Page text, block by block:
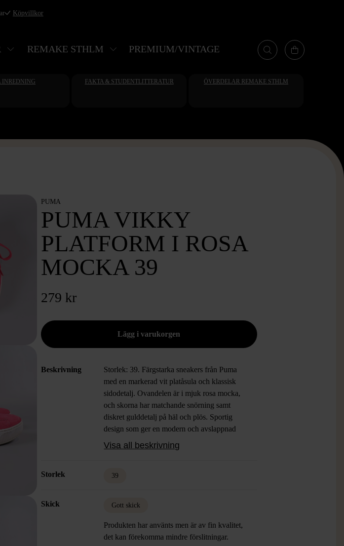
Köpvillkor
REMAKE STHLM PREMIUM/VINTAGE
INREDNING FAKTA & STUDENTLITTERATUR ÖVERDELAR REMAKE STHLM
PUMA
PUMA VIKKY
PLATFORM I ROSA
MOCKA 39
279 kr
Beskrivning
Storlek: 39. Färgstarka sneakers från Puma
med en markerad vit platåsula och klassisk
sidodetalj. Ovandelen är i mjuk rosa mocka,
och skorna har matchande snörning samt
diskret gulddetalj på häl och plös. Sportig
design som ger en modern och avslappnad
look.
Visa all beskrivning
Storlek 39
Skick Gott skick
Produkten har använts men är av fin kvalitet,
det kan förekomma mindre förslitningar.